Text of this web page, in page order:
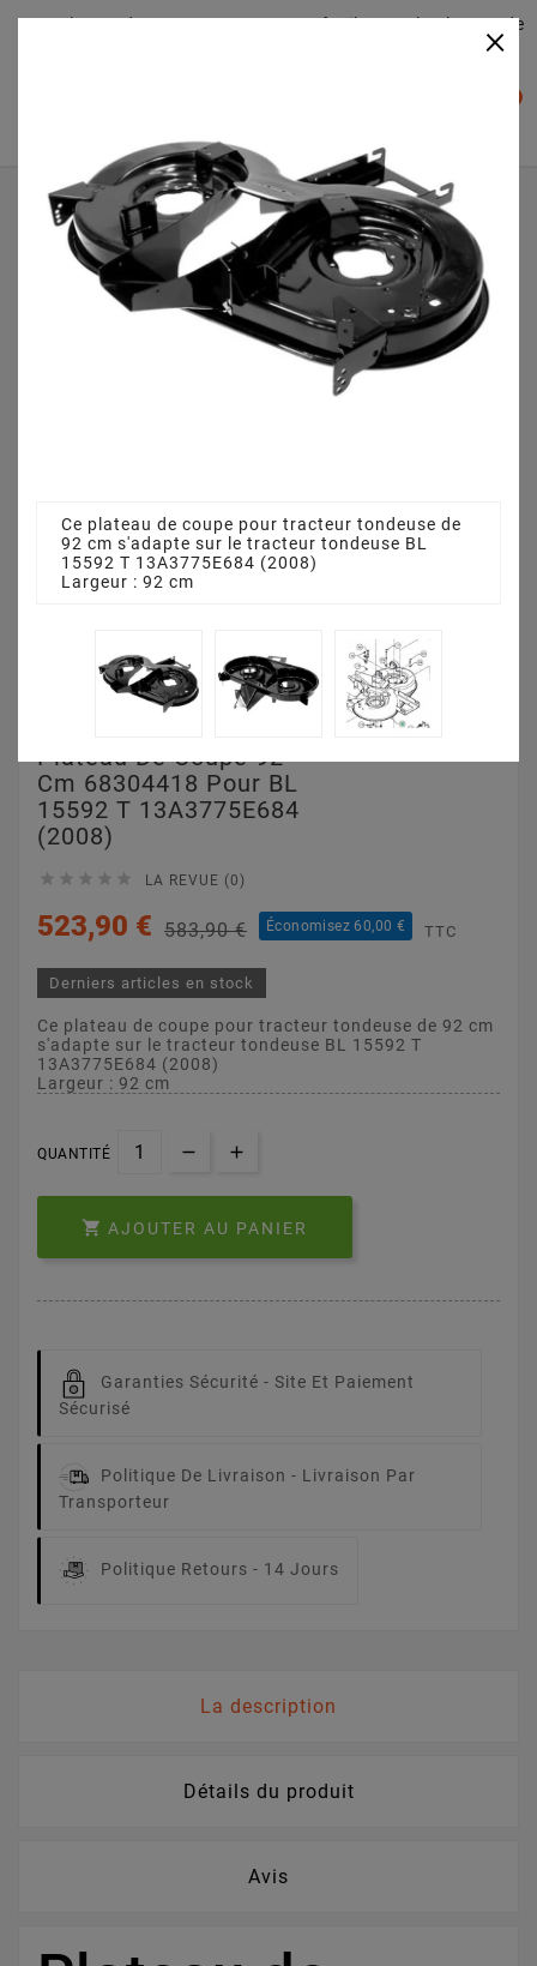
Plateaudecoupe.com : Trouver facilement le plateau de
Accueil
Plateau de coupe
Plateau de coupe 92 cm 68304418 pour BL 15592 T
13A3775E684 (2008)
Plateau De Coupe 92
Cm 68304418 Pour BL
15592 T 13A3775E684
(2008)
     LA REVUE (0)
523,90 € 583,90 € Économisez 60,00 € TTC
Derniers articles en stock
Ce plateau de coupe pour tracteur tondeuse de 92 cm
s'adapte sur le tracteur tondeuse BL 15592 T
13A3775E684 (2008)
Largeur : 92 cm
QUANTITÉ
 AJOUTER AU PANIER
Garanties Sécurité - Site Et Paiement
Sécurisé
Politique De Livraison - Livraison Par
Transporteur
Politique Retours - 14 Jours
La description
Détails du produit
Avis
×
Ce plateau de coupe pour tracteur tondeuse de
92 cm s'adapte sur le tracteur tondeuse BL
15592 T 13A3775E684 (2008)
Largeur : 92 cm